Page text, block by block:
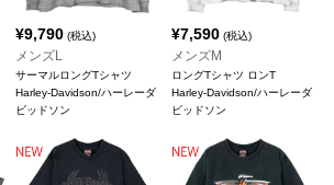
¥9,790(税込)
メンズL
サーマルロングTシャツ
Harley-Davidson/ハーレーダ
ビッドソン
¥7,590 (税込)
メンズM
ロングTシャツ ロンT
Harley-Davidson/ハーレーダ
ビッドソン